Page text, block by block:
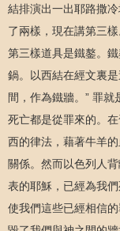
結排演出一出耶路撒
了兩樣，現在講第三樣
第三樣道具是鐵鏊。
鍋。以西結在經文裏
間，作為鐵牆。” 罪
死亡都是從罪來的。
西的律法，藉著牛羊
關係。然而以色列人
表的耶穌，已經為我
使我們這些已經相信